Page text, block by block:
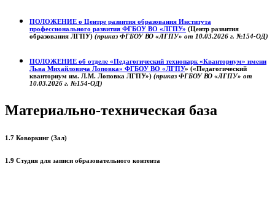
ПОЛОЖЕНИЕ о Центре развития образования Института
профессионального развития ФГБОУ ВО «ЛГПУ» (Центр развития
образования ЛГПУ) (приказ ФГБОУ ВО «ЛГПУ» от 10.03.2026 г. №154-ОД)
ПОЛОЖЕНИЕ об отделе «Педагогический технопарк «Кванториум» имени
Льва Михайловича Лоповка» ФГБОУ ВО «ЛГПУ» («Педагогический
кванториум им. Л.М. Лоповка ЛГПУ») (приказ ФГБОУ ВО «ЛГПУ» от
10.03.2026 г. №154-ОД)
Материально-техническая база
1.7 Коворкинг (Зал)
1.9 Студия для записи образовательного контента